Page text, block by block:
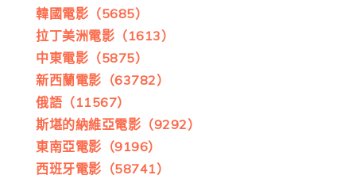
韓國電影（5685）
拉丁美洲電影（1613）
中東電影（5875）
新西蘭電影（63782）
俄語（11567）
斯堪的納維亞電影（9292）
東南亞電影（9196）
西班牙電影（58741）